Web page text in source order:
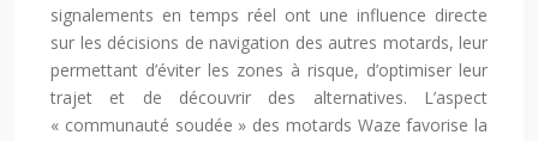
signalements en temps réel ont une influence directe
sur les décisions de navigation des autres motards, leur
permettant d’éviter les zones à risque, d’optimiser leur
trajet et de découvrir des alternatives. L’aspect
« communauté soudée » des motards Waze favorise la